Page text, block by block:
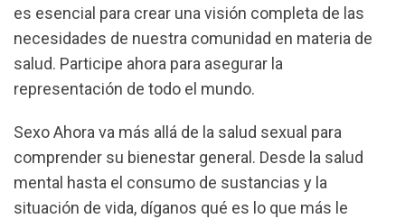
es esencial para crear una visión completa de las
necesidades de nuestra comunidad en materia de
salud. Participe ahora para asegurar la
representación de todo el mundo.
Sexo Ahora va más allá de la salud sexual para
comprender su bienestar general. Desde la salud
mental hasta el consumo de sustancias y la
situación de vida, díganos qué es lo que más le